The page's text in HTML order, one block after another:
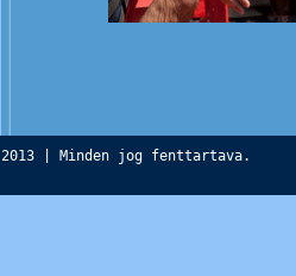
2013 | Minden jog fenttartava.